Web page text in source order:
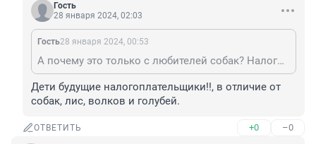
Гость
28 января 2024, 02:03
Гость28 января 2024, 00:53
А почему это только с любителей собак? Налоги на содержание ваших детей, материнские капиталы и прочее платят все, а не только любители детей.
Дети будущие налогоплательщики!!, в отличие от
собак, лис, волков и голубей.
ОТВЕТИТЬ +0 –0